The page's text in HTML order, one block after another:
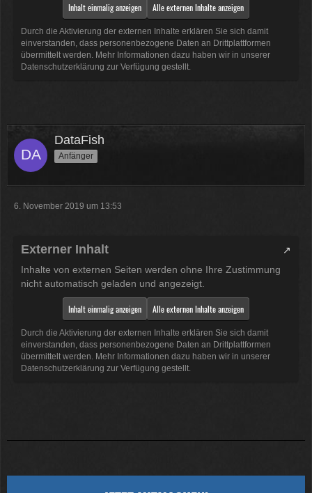
Inhalt einmalig anzeigen Alle externen Inhalte anzeigen
Durch die Aktivierung der externen Inhalte erklären Sie sich damit
einverstanden, dass personenbezogene Daten an Drittplattformen
übermittelt werden. Mehr Informationen dazu haben wir in unserer
Datenschutzerklärung zur Verfügung gestellt.
DataFish
Anfänger
6. November 2019 um 13:53
Externer Inhalt
Inhalte von externen Seiten werden ohne Ihre Zustimmung
nicht automatisch geladen und angezeigt.
Inhalt einmalig anzeigen Alle externen Inhalte anzeigen
Durch die Aktivierung der externen Inhalte erklären Sie sich damit
einverstanden, dass personenbezogene Daten an Drittplattformen
übermittelt werden. Mehr Informationen dazu haben wir in unserer
Datenschutzerklärung zur Verfügung gestellt.